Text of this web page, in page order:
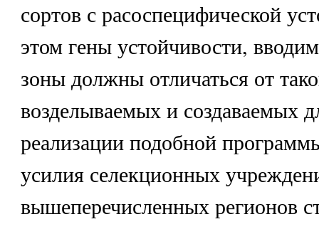
сортов с расоспецифической
этом гены устойчивости,
зоны должны отличаться от
возделываемых и создаваемых
реализации подобной
усилия селекционных
вышеперечисленных регионов